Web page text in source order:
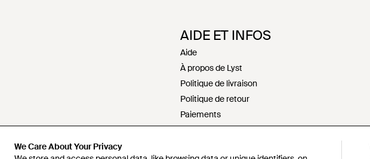
We Care About Your Privacy
AIDE ET INFOS
Aide
À propos de Lyst
Politique de livraison
Politique de retour
Paiements
Politique de remboursement